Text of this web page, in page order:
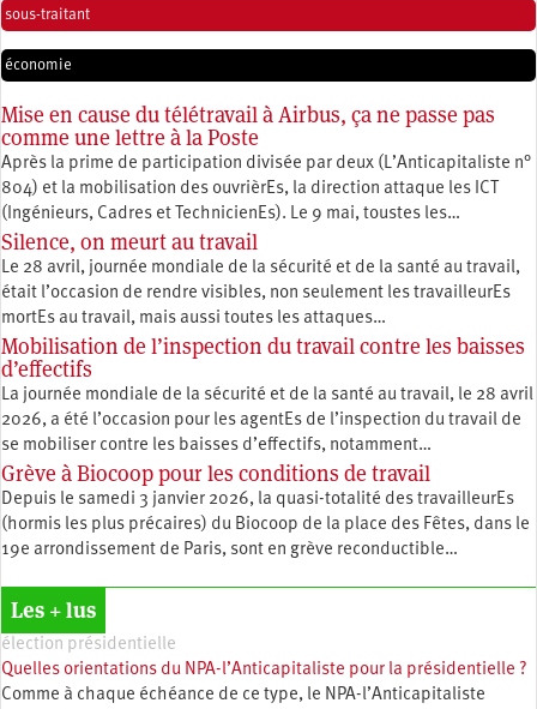
sous-traitant
économie
Mise en cause du télétravail à Airbus, ça ne passe pas
comme une lettre à la Poste
Après la prime de participation divisée par deux (L’Anticapitaliste n°
804) et la mobilisation des ouvrièrEs, la direction attaque les ICT
(Ingénieurs, Cadres et TechnicienEs). Le 9 mai, toustes les…
Silence, on meurt au travail
Le 28 avril, journée mondiale de la sécurité et de la santé au travail,
était l’occasion de rendre visibles, non seulement les travailleurEs
mortEs au travail, mais aussi toutes les attaques…
Mobilisation de l’inspection du travail contre les baisses
d’effectifs
La journée mondiale de la sécurité et de la santé au travail, le 28 avril
2026, a été l’occasion pour les agentEs de l’inspection du travail de
se mobiliser contre les baisses d’effectifs, notamment…
Grève à Biocoop pour les conditions de travail
Depuis le samedi 3 janvier 2026, la quasi-totalité des travailleurEs
(hormis les plus précaires) du Biocoop de la place des Fêtes, dans le
19e arrondissement de Paris, sont en grève reconductible…
Les + lus
élection présidentielle
Quelles orientations du NPA-l’Anticapitaliste pour la présidentielle ?
Comme à chaque échéance de ce type, le NPA-l’Anticapitaliste